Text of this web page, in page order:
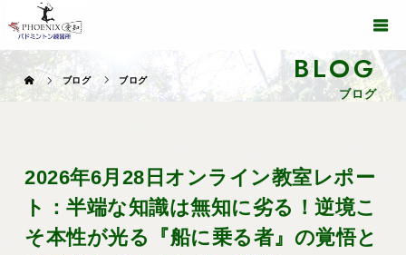
BLOG
ブログ
ブログ ブログ
2026年6月28日オンライン教室レポー
ト：半端な知識は無知に劣る！逆境こ
そ本性が光る『船に乗る者』の覚悟と